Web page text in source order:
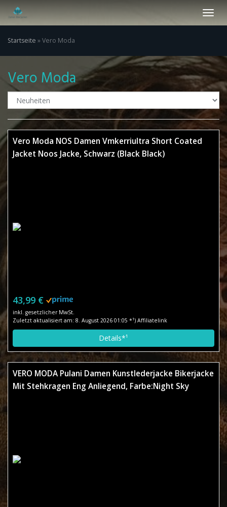
main
Startseite »Vero Moda
Vero Moda
Vero Moda NOS Damen Vmkerriultra Short Coated
Jacket Noos Jacke, Schwarz (Black Black)
43,99 €
inkl. gesetzlicher MwSt.
Zuletzt aktualisiert am: 8. August 2026 01:05 *¹) Affiliatelink
Details*¹
VERO MODA Pulani Damen Kunstlederjacke Bikerjacke
Mit Stehkragen Eng Anliegend, Farbe:Night Sky